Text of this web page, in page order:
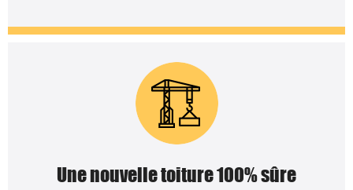
Une nouvelle toiture 100% sûre